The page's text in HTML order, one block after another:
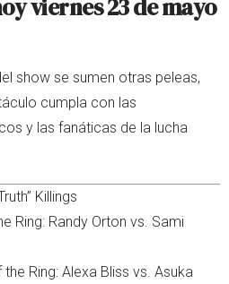
viernes 23 de mayo
show se sumen otras peleas,
cumpla con las
y las fanáticas de la lucha
Killings
Ring: Randy Orton vs. Sami
Ring: Alexa Bliss vs. Asuka